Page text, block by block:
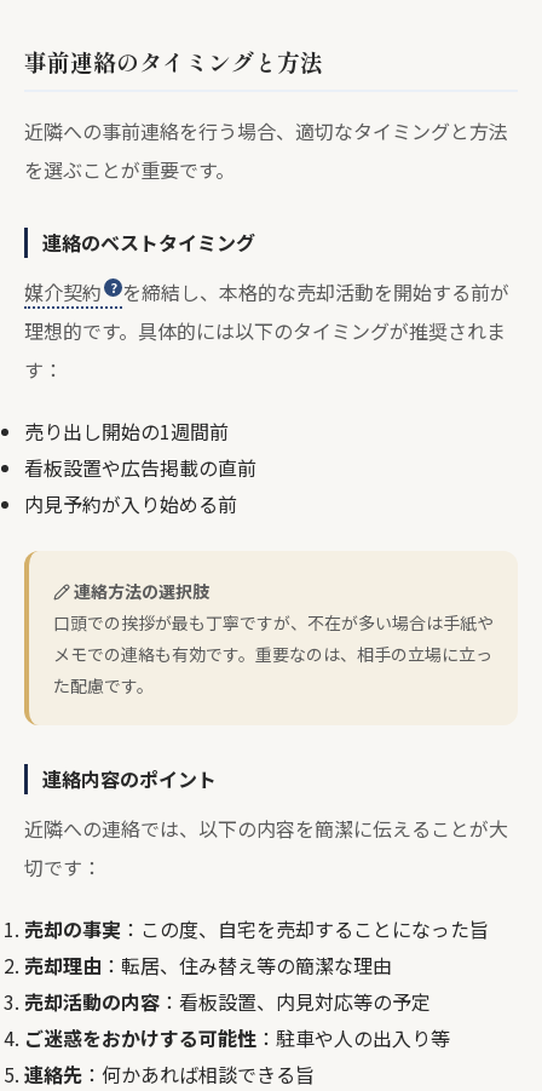
事前連絡のタイミングと方法
近隣への事前連絡を行う場合、適切なタイミングと方法
を選ぶことが重要です。
連絡のベストタイミング
媒介契約
を締結し、本格的な売却活動を開始する前が
理想的です。具体的には以下のタイミングが推奨されま
す：
売り出し開始の1週間前
看板設置や広告掲載の直前
内見予約が入り始める前
連絡方法の選択肢
口頭での挨拶が最も丁寧ですが、不在が多い場合は手紙や
メモでの連絡も有効です。重要なのは、相手の立場に立っ
た配慮です。
連絡内容のポイント
近隣への連絡では、以下の内容を簡潔に伝えることが大
切です：
売却の事実 ：この度、自宅を売却することになった旨
売却理由 ：転居、住み替え等の簡潔な理由
売却活動の内容 ：看板設置、内見対応等の予定
ご迷惑をおかけする可能性 ：駐車や人の出入り等
連絡先 ：何かあれば相談できる旨